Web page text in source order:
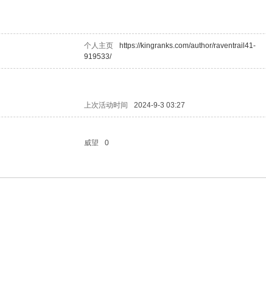
个人主页
https://kingranks.com/author/raventrail41-
919533/
上次活动时间 2024-9-3 03:27
威望 0